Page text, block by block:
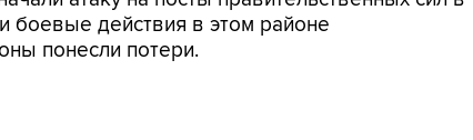
боевые действия в этом районе
понесли потери.